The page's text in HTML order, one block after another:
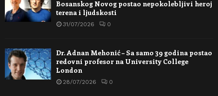
Bosanskog Novog postao nepokolebljivi heroj
terena i ljudskosti
31/07/2026 0
Dr. Adnan Mehonić – Sa samo 39 godina postao
redovni profesor na University College
London
28/07/2026 0